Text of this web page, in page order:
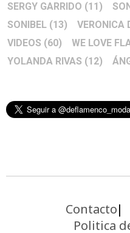
SERGY GARRIDO (11)
SONIBEL (13) VERONICA
VIDEOS (60) WE LOVE
YOLANDA RIVAS (12)
Contacto
Politica